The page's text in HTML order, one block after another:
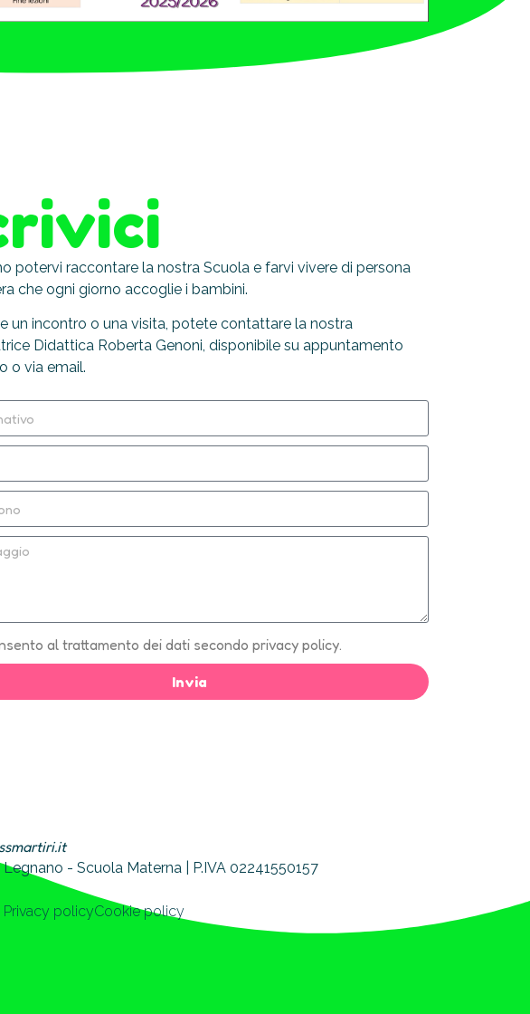
potervi raccontare la nostra Scuola e farvi vivere di persona
che ogni giorno accoglie i bambini.
un incontro o una visita, potete contattare la nostra
Didattica Roberta Genoni, disponibile su appuntamento
o via email.
al trattamento dei dati secondo privacy policy.
Invia
- Scuola Materna | P.IVA 02241550157
Privacy policyCookie policy